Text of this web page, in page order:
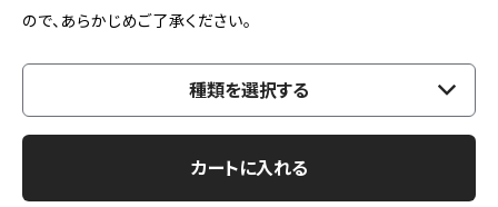
ので、あらかじめご了承ください。
種類を選択する
カートに入れる